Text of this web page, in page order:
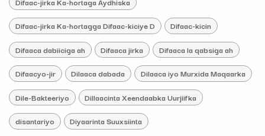
Difaac-jirka Ka-hortagga Difaac-kiciye D Difaac-kicin
Difaaca dabiiciga ah Difaaca jirka Difaaca la qabsiga ah
Difaacyo-jir Dilaaca dabada Dilaaca iyo Murxida Maqaarka
Dile-Bakteeriyo Dillaacinta Xeendaabka Uurjiifka
disantariyo Diyaarinta Suuxsiinta